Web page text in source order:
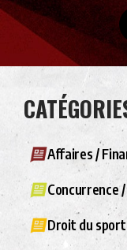
Affaires /
Concurrence
Droit du